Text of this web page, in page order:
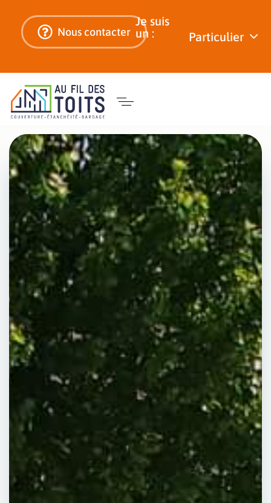
Nous contacter
Je suis
un :
Particulier
Localisation
de fuites de
toit à
Béziers
Des techniques fiables pour détecter
les infiltrations tout en préservant
votre toiture sur secteur Béziers.